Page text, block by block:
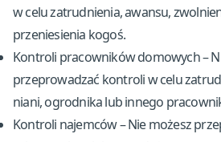
w celu zatrudnienia, awansu,
przeniesienia kogoś.
Kontroli pracowników domowych –
przeprowadzać kontroli w celu
niani, ogrodnika lub innego
Kontroli najemców – Nie możesz